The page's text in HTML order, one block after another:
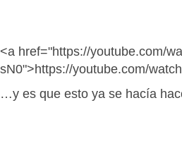
<a href="https://youtube.com/
sN0">https://youtube.com/
…y es que esto ya se hacía